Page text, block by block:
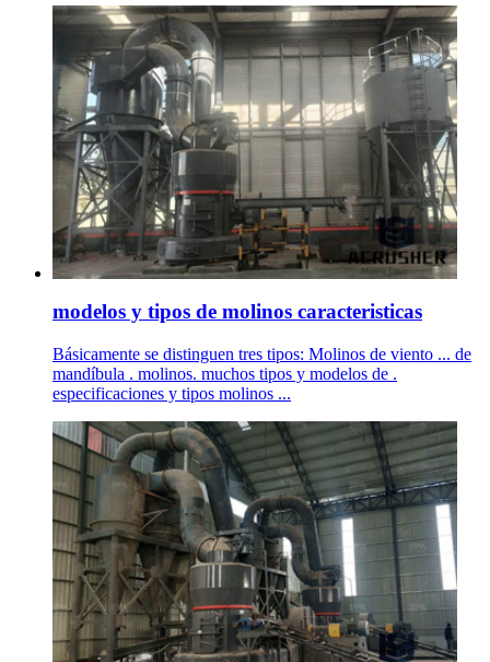
modelos y tipos de molinos caracteristicas
Básicamente se distinguen tres tipos: Molinos de viento ... de
mandíbula . molinos. muchos tipos y modelos de .
especificaciones y tipos molinos ...